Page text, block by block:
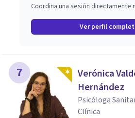
Coordina una sesión directamente
Ver perfil
7
Verónica
Hernández
Psicóloga
Clínica